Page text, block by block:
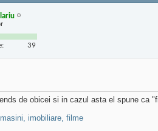
39
de obicei si in cazul asta el spune ca
imobiliare, filme